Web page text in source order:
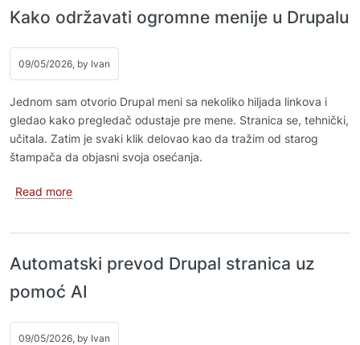
Kako održavati ogromne menije u Drupalu
09/05/2026, by Ivan
Jednom sam otvorio Drupal meni sa nekoliko hiljada linkova i
gledao kako pregledač odustaje pre mene. Stranica se, tehnički,
učitala. Zatim je svaki klik delovao kao da tražim od starog
štampača da objasni svoja osećanja.
Read moreabout Kako održavati ogromne menije u Drupalu
Automatski prevod Drupal stranica uz
pomoć AI
09/05/2026, by Ivan